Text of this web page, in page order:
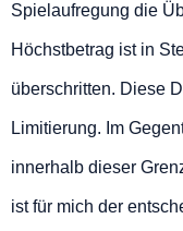
Spielaufregung die
Höchstbetrag ist in
überschritten. Diese
Limitierung. Im
innerhalb dieser
ist für mich der